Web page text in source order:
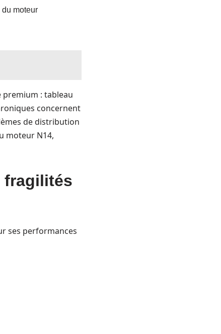
moteur
: tableau
concernent
de distribution
moteur N14,
fragilités
ses performances